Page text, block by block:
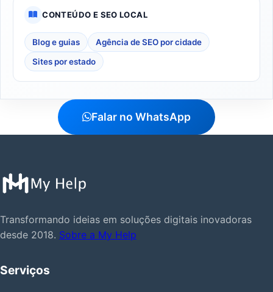
CONTEÚDO E SEO LOCAL
Blog e guias Agência de SEO por cidade
Sites por estado
Falar no WhatsApp
Transformando ideias em soluções digitais inovadoras
desde 2018. Sobre a My Help
Serviços